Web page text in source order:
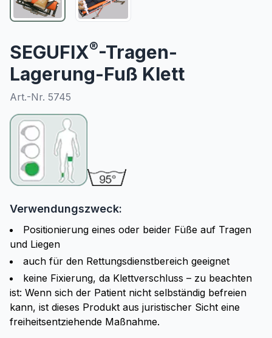
SEGUFIX®-Tragen-
Lagerung-Fuß Klett
Art.-Nr. 5745
Verwendungszweck:
Positionierung eines oder beider Füße auf Tragen
und Liegen
auch für den Rettungsdienstbereich geeignet
keine Fixierung, da Klettverschluss – zu beachten
ist: Wenn sich der Patient nicht selbständig befreien
kann, ist dieses Produkt aus juristischer Sicht eine
freiheitsentziehende Maßnahme.